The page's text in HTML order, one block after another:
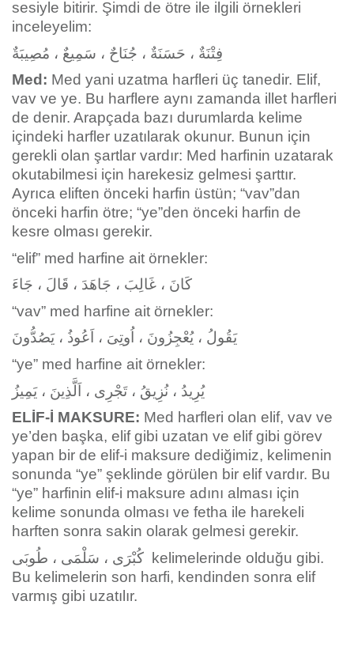
sesiyle bitirir. Şimdi de ötre ile ilgili örnekleri
inceleyelim:
فِتْنَةٌ ، حَسَنَةٌ ، جُنَاحٌ ، سَمِيعٌ ، مُصِيبَةٌ
Med: Med yani uzatma harfleri üç tanedir. Elif,
vav ve ye. Bu harflere aynı zamanda illet harfleri
de denir. Arapçada bazı durumlarda kelime
içindeki harfler uzatılarak okunur. Bunun için
gerekli olan şartlar vardır: Med harfinin uzatarak
okutabilmesi için harekesiz gelmesi şarttır.
Ayrıca eliften önceki harfin üstün; “vav”dan
önceki harfin ötre; “ye”den önceki harfin de
kesre olması gerekir.
“elif” med harfine ait örnekler:
كَانَ ، غَالِبَ ، جَاهَدَ ، قَالَ ، جَاءَ
“vav” med harfine ait örnekler:
يَقُولُ ، يُعْجِزُونَ ، اُوتِىَ ، اَعُوذُ ، يَصُدُّونَ
“ye” med harfine ait örnekler:
يُرِيدُ ، نُزِيقُ ، تَجْرِى ، اَلَّذِينَ ، يَمِيزُ
ELİF-İ MAKSURE: Med harfleri olan elif, vav ve
ye’den başka, elif gibi uzatan ve elif gibi görev
yapan bir de elif-i maksure dediğimiz, kelimenin
sonunda “ye” şeklinde görülen bir elif vardır. Bu
“ye” harfinin elif-i maksure adını alması için
kelime sonunda olması ve fetha ile harekeli
harften sonra sakin olarak gelmesi gerekir.
كُبْرَى ، سَلْمَى ، طُوبَى kelimelerinde olduğu gibi.
Bu kelimelerin son harfi, kendinden sonra elif
varmış gibi uzatılır.